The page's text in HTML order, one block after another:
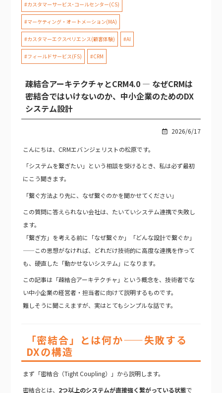
#カスタマーサービス･コールセンター(CS)
#マーケティング・オートメーション(MA)
#カスタマーエクスペリエンス(顧客体験) #AI
#フィールドサービス(FS) #CRM
疎結合アーキテクチャとCRM4.0 — なぜCRMは
密結合ではいけないのか、中小企業のためのDX
システム設計
2026/6/17
こんにちは、CRMエバンジェリストの松原です。
「システムを繋ぎたい」という相談を受けるとき、私は必ず最初
にこう聞きます。
「繋ぐ方法より先に、なぜ繋ぐのかを聞かせてください」
この質問に答えられない会社は、たいていシステム連携で失敗し
ます。
「繋ぎ方」を考える前に「なぜ繋ぐか」「どんな設計で繋ぐか」
——この思想がなければ、どれだけ技術的に高度な連携を作って
も、硬直した「動かせないシステム」になります。
この記事は「疎結合アーキテクチャ」という概念を、技術者でな
い中小企業の経営者・担当者に向けて説明するものです。
難しそうに聞こえますが、実はとてもシンプルな話です。
「密結合」とは何か——失敗する
DXの構造
まず「密結合（Tight Coupling）」から説明します。
密結合とは、 2つ以上のシステムが直接強く繋がっている状態で